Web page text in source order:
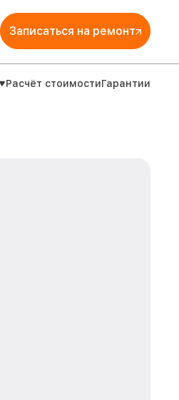
Записаться на ремонт
Расчёт стоимостиГарантии